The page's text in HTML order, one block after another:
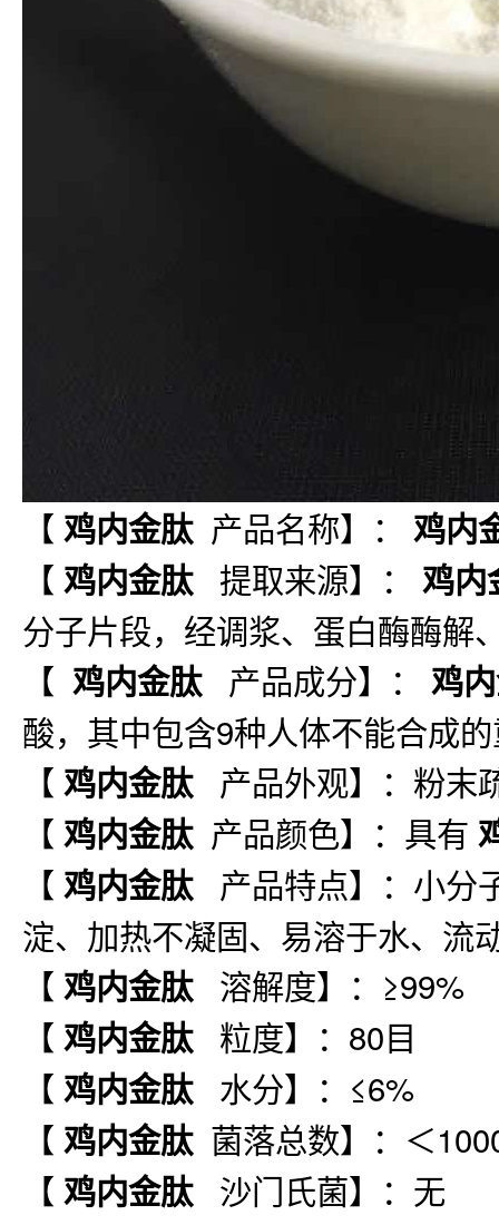
【鸡内金肽 产品名称】：
鸡内
【鸡内金肽 提取来源】：
鸡
分子片段，经调浆、蛋白酶酶解
【 鸡内金肽 产品成分】：
鸡
酸，其中包含9种人体不能合成
【鸡内金肽 产品外观】：粉末
【鸡内金肽 产品颜色】：具有
【鸡内金肽 产品特点】：小分
淀、加热不凝固、易溶于水、流
【鸡内金肽 溶解度】：≥99%
【鸡内金肽 粒度】：80目
【鸡内金肽 水分】：≤6%
【鸡内金肽 菌落总数】：＜
【鸡内金肽 沙门氏菌】：无